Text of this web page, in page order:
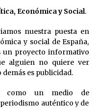
Económica y Social.
nuestra puesta en
y social de España,
un proyecto informativo
alguien no quiere ver
es publicidad.
como un medio de
auténtico y de